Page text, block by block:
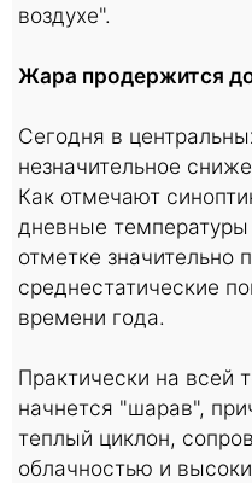
воздухе".
Жара продержится
Сегодня в
незначительное
Как отмечают
дневные
отметке значительно
среднестатические
времени года.
Практически на всей
начнется "шарав",
теплый циклон,
облачностью и